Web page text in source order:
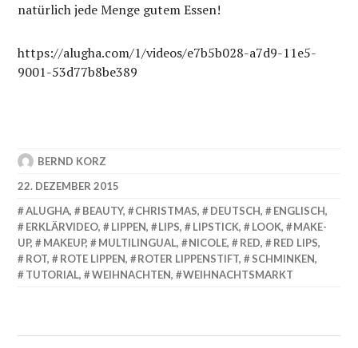
natürlich jede Menge gutem Essen!
https://alugha.com/1/videos/e7b5b028-a7d9-11e5-
9001-53d77b8be389
BERND KORZ
22. DEZEMBER 2015
ALUGHA, BEAUTY, CHRISTMAS, DEUTSCH, ENGLISCH,
ERKLÄRVIDEO, LIPPEN, LIPS, LIPSTICK, LOOK,
MAKE-
UP, MAKEUP, MULTILINGUAL, NICOLE, RED, RED LIPS,
ROT, ROTE LIPPEN, ROTER LIPPENSTIFT, SCHMINKEN,
TUTORIAL, WEIHNACHTEN, WEIHNACHTSMARKT